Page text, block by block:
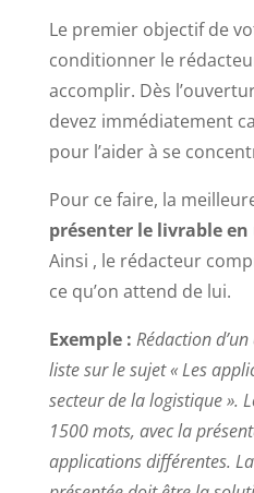
Le premier objectif de
conditionner le
accomplir. Dès
devez immédiatement
pour l’aider à se
Pour ce faire, la
présenter le livrable
Ainsi , le rédacteur
ce qu’on attend de lui.
Exemple : Rédaction
liste sur le sujet «Les
secteur de la logistique ».
1500 mots, avec la
applications différentes.